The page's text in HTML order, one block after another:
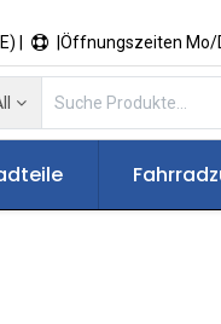
| |Öffnungszeiten